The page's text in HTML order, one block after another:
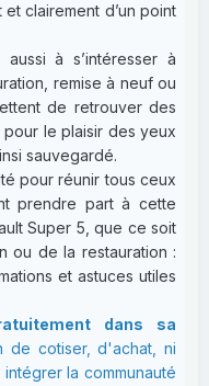
clairement d’un point
aussi à s’intéresser à
remise à neuf ou
de retrouver des
le plaisir des yeux
sauvegardé.
pour réunir tous ceux
prendre part à cette
Super 5, que ce soit
ou de la restauration :
et astuces utiles
dans sa
de cotiser, d'achat, ni
la communauté